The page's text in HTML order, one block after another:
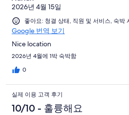
2026년 4월 15일
좋아요: 청결 상태, 직원 및 서비스, 숙박
Google 번역 보기
Nice location
2026년 4월에 1박 숙박함
0
실제 이용 고객 후기
10/10 - 훌륭해요